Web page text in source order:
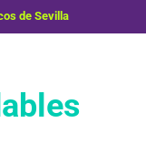
de Sevilla